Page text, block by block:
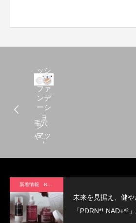
ッシ
ョン
ファ
ンデ
ーシ
ョ
ン
マッ
ト
毛穴
や色
バー
する
All In
One
未来を見据え、健や
「PDRN*¹ NAD+*²